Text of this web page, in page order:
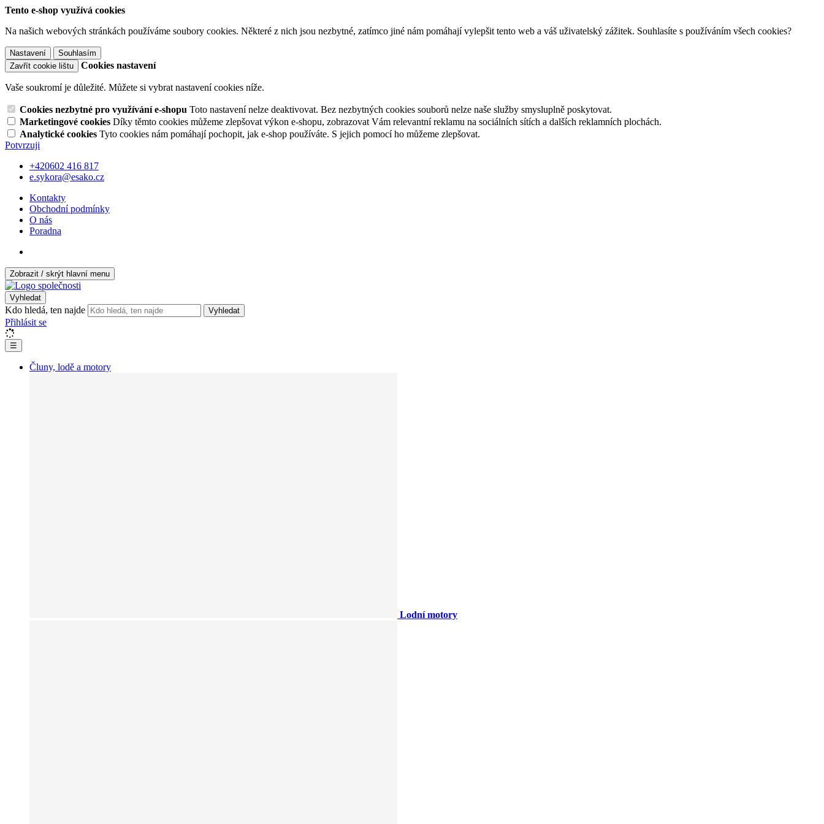
Tento e-shop využívá cookies
Na našich webových stránkách používáme soubory cookies. Některé z nich jsou nezbytné, zatímco jiné nám pomáhají vylepšit tento web a váš uživatelský zážitek. Souhlasíte s používáním všech cookies?
Nastavení
Souhlasím
Zavřít cookie lištu
Cookies nastavení
Vaše soukromí je důležité. Můžete si vybrat nastavení cookies níže.
Cookies nezbytné pro využívání e-shopu Toto nastavení nelze deaktivovat. Bez nezbytných cookies souborů nelze naše služby smysluplně poskytovat.
Marketingové cookies Díky těmto cookies můžeme zlepšovat výkon e-shopu, zobrazovat Vám relevantní reklamu na sociálních sítích a dalších reklamních plochách.
Analytické cookies Tyto cookies nám pomáhají pochopit, jak e-shop používáte. S jejich pomocí ho můžeme zlepšovat.
Potvrzuji
+420602 416 817
e.sykora@esako.cz
Kontakty
Obchodní podmínky
O nás
Poradna
Zobrazit / skrýt hlavní menu
Vyhledat
Kdo hledá, ten najde Vyhledat
Přihlásit se
☰
Čluny, lodě a motory
Lodní motory